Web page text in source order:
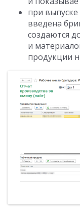
при
введена
создаются
и
продукции